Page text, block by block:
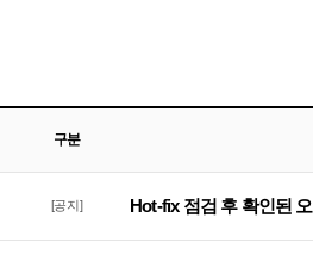
구분
[공지] Hot-fix 점검 후 확인된